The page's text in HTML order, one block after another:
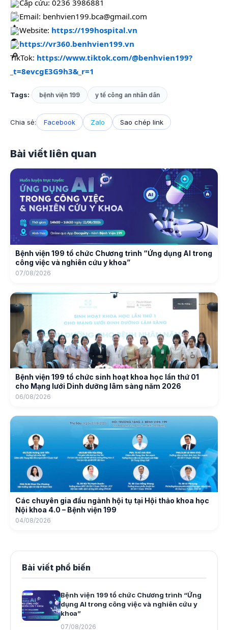
Cấp cứu: 0236 3986881
Email: benhvien199.bca@gmail.com
Website: https://199hospital.vn
https://vr360.benhvien199.vn
TikTok: https://www.tiktok.com/@benhvien199?
_t=8evcgE3G9h3&_r=1
Tags: bệnh viện 199 y tế công an nhân dân
Chia sẻ: Facebook Zalo Sao chép link
Bài viết liên quan
Bệnh viện 199 tổ chức Chương trình “Ứng dụng AI trong
công việc và nghiên cứu y khoa”
07/08/2026
Bệnh viện 199 tổ chức sinh hoạt khoa học lần thứ 01
cho Mạng lưới Dinh dưỡng lâm sàng năm 2026
06/08/2026
Các chuyên gia đầu ngành hội tụ tại Hội thảo khoa học
Nội khoa 4.0 – Bệnh viện 199
04/08/2026
Bài viết phổ biến
Bệnh viện 199 tổ chức Chương trình “Ứng
dụng AI trong công việc và nghiên cứu y
khoa”
07/08/2026